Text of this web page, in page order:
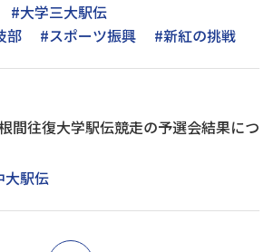
#大学三大駅伝
部
#スポーツ振興 #新紅の挑戦
間往復大学駅伝競走の予選会結果につ
大駅伝